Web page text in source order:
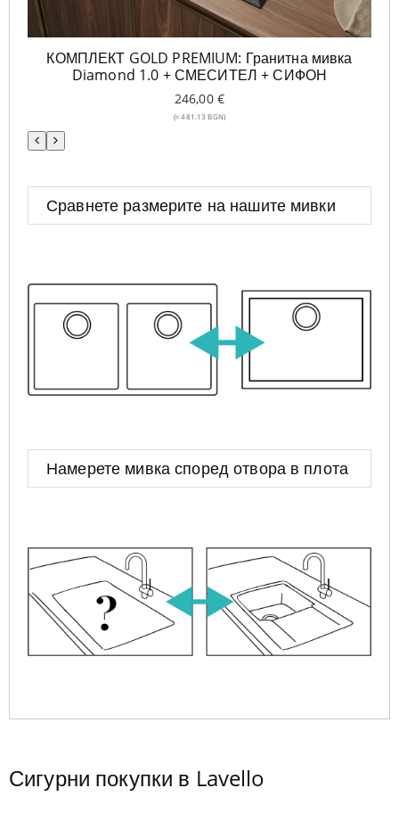
КОМПЛЕКТ GOLD PREMIUM: Гранитна мивка
Diamond 1.0 + СМЕСИТЕЛ + СИФОН
246,00 €
(≈ 481.13 BGN)
Предишен
Следващ
Сравнете размерите на нашите мивки
Намерете мивка според отвора в плота
Сигурни покупки в Lavello